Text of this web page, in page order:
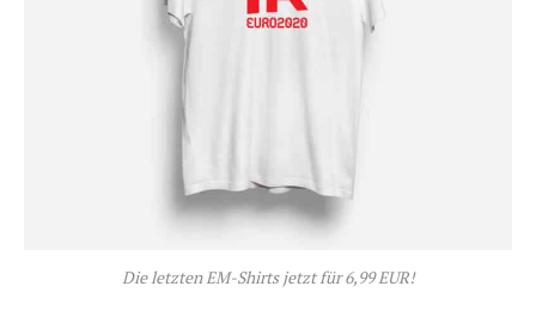
Die letzten EM-Shirts jetzt für 6,99 EUR!